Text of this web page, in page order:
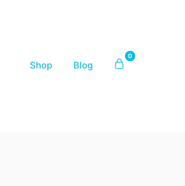
Shop Blog
0